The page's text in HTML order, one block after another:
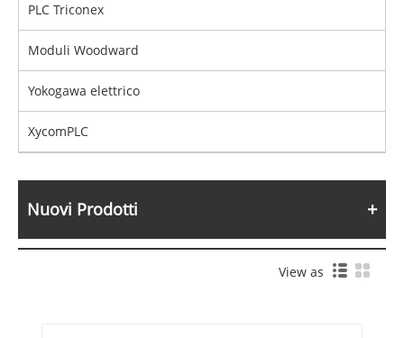
PLC Triconex
Moduli Woodward
Yokogawa elettrico
XycomPLC
Nuovi Prodotti
View as